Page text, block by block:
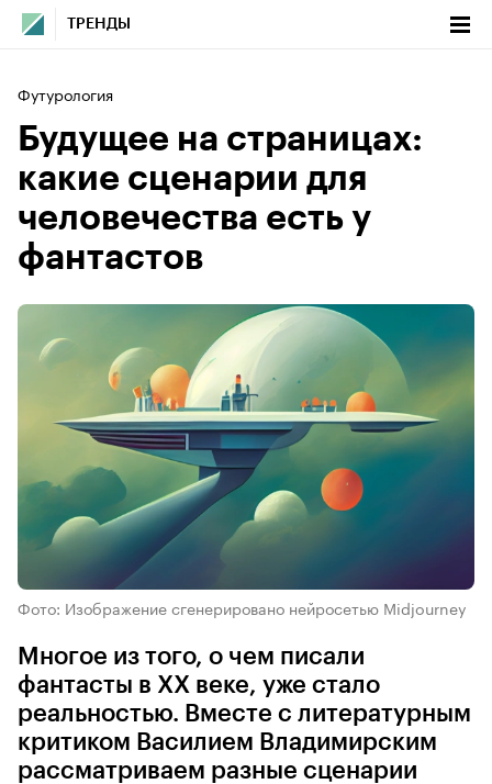
ТРЕНДЫ
Футурология
Будущее на страницах:
какие сценарии для
человечества есть у
фантастов
Фото: Изображение сгенерировано нейросетью Midjourney
Многое из того, о чем писали
фантасты в XX веке, уже стало
реальностью. Вместе с литературным
критиком Василием Владимирским
рассматриваем разные сценарии